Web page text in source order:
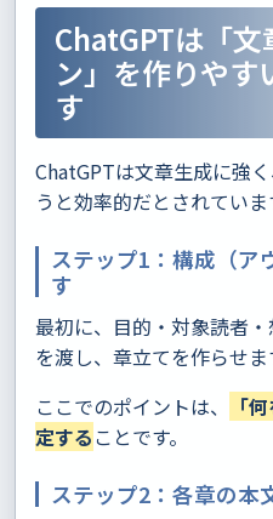
ChatGPTは「文
ン」を作りやす
す
ChatGPTは文章生成に強
うと効率的だとされていま
ステップ1：構成（ア
す
最初に、目的・対象読者
を渡し、章立てを作らせま
ここでのポイントは、
「
定する ことです。
ステップ2：各章の本